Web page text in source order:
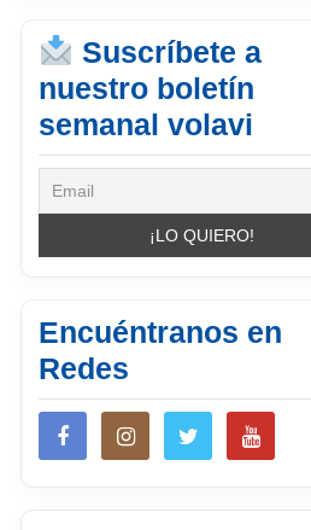
Suscríbete a
nuestro boletín
semanal volavi
Encuéntranos en
Redes